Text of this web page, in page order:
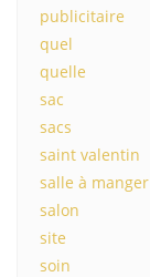
publicitaire
quel
quelle
sac
sacs
saint valentin
salle à manger
salon
site
soin